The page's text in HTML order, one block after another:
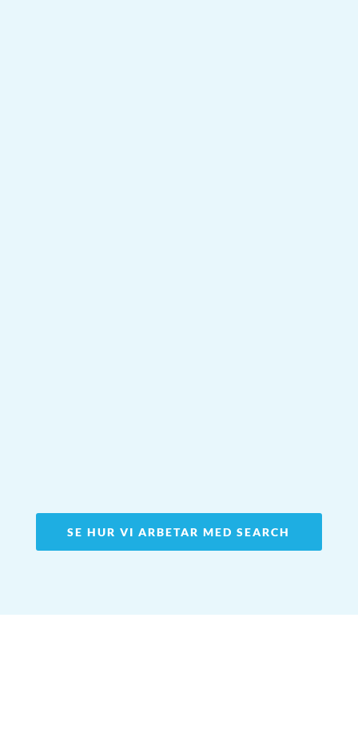
SE HUR VI ARBETAR MED SEARCH